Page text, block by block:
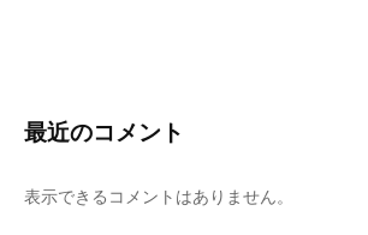
最近のコメント
表示できるコメントはありません。